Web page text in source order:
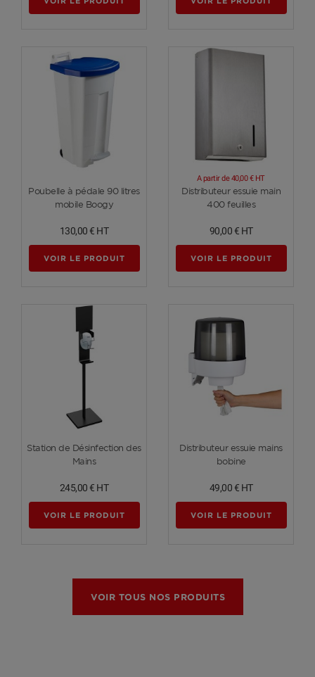
Voir plus
Poubelle à pédale 90 litres
mobile Boogy
130,00 € HT
VOIR LE PRODUIT
Voir plus
Distributeur essuie main
400 feuilles
A partir de40,00 € HT
90,00 € HT
VOIR LE PRODUIT
Voir plus
Station de Désinfection des
Mains
245,00 € HT
VOIR LE PRODUIT
Voir plus
Distributeur essuie mains
bobine
49,00 € HT
VOIR LE PRODUIT
VOIR TOUS NOS PRODUITS